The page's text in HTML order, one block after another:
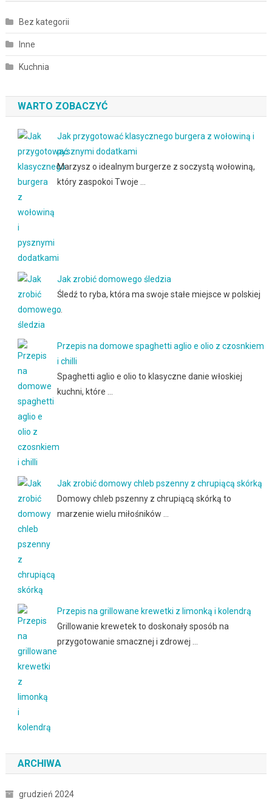
Bez kategorii
Inne
Kuchnia
WARTO ZOBACZYĆ
Jak przygotować klasycznego burgera z wołowiną i
pysznymi dodatkami
Marzysz o idealnym burgerze z soczystą wołowiną,
który zaspokoi Twoje …
Jak zrobić domowego śledzia
Śledź to ryba, która ma swoje stałe miejsce w polskiej
…
Przepis na domowe spaghetti aglio e olio z czosnkiem
i chilli
Spaghetti aglio e olio to klasyczne danie włoskiej
kuchni, które …
Jak zrobić domowy chleb pszenny z chrupiącą skórką
Domowy chleb pszenny z chrupiącą skórką to
marzenie wielu miłośników …
Przepis na grillowane krewetki z limonką i kolendrą
Grillowanie krewetek to doskonały sposób na
przygotowanie smacznej i zdrowej …
ARCHIWA
grudzień 2024